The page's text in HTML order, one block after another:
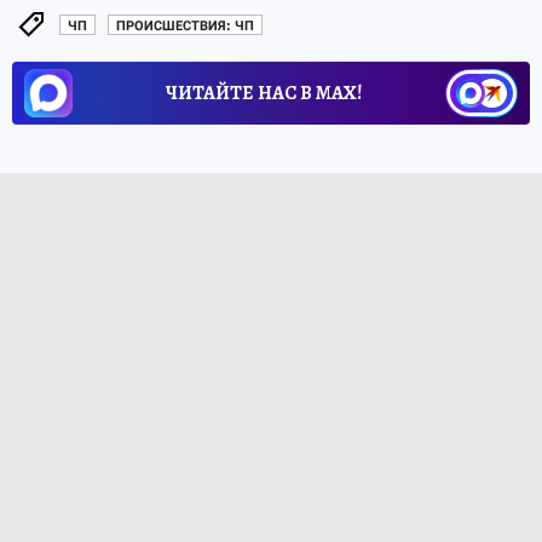
ЧП ПРОИСШЕСТВИЯ: ЧП
ЧИТАЙТЕ НАС В МАХ!